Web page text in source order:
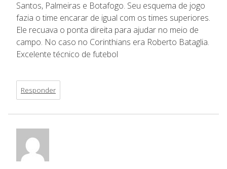
Santos, Palmeiras e Botafogo. Seu esquema de jogo
fazia o time encarar de igual com os times superiores.
Ele recuava o ponta direita para ajudar no meio de
campo. No caso no Corinthians era Roberto Bataglia.
Excelente técnico de futebol
Responder